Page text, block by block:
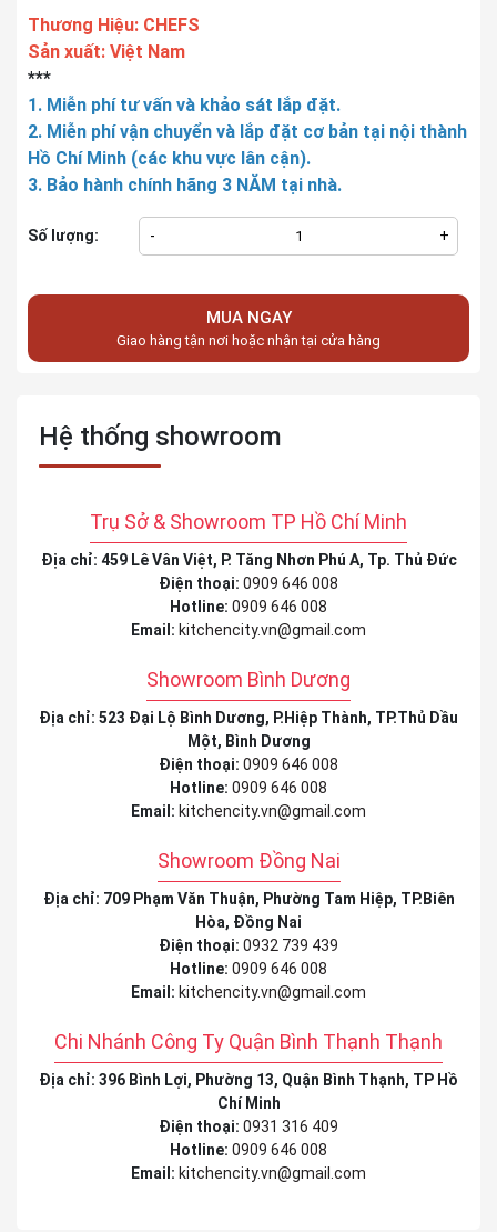
Thương Hiệu: CHEFS
Sản xuất: Việt Nam
***
1. Miễn phí tư vấn và khảo sát lắp đặt.
2. Miễn phí vận chuyển và lắp đặt cơ bản tại nội thành
Hồ Chí Minh (các khu vực lân cận).
3. Bảo hành chính hãng 3 NĂM tại nhà.
Số lượng: - +
MUA NGAY
Giao hàng tận nơi hoặc nhận tại cửa hàng
Hệ thống showroom
Trụ Sở & Showroom TP Hồ Chí Minh
Địa chỉ: 459 Lê Vân Việt, P. Tăng Nhơn Phú A, Tp. Thủ Đức
Điện thoại: 0909 646 008
Hotline: 0909 646 008
Email: kitchencity.vn@gmail.com
Showroom Bình Dương
Địa chỉ: 523 Đại Lộ Bình Dương, P.Hiệp Thành, TP.Thủ Dầu
Một, Bình Dương
Điện thoại: 0909 646 008
Hotline: 0909 646 008
Email: kitchencity.vn@gmail.com
Showroom Đồng Nai
Địa chỉ: 709 Phạm Văn Thuận, Phường Tam Hiệp, TP.Biên
Hòa, Đồng Nai
Điện thoại: 0932 739 439
Hotline: 0909 646 008
Email: kitchencity.vn@gmail.com
Chi Nhánh Công Ty Quận Bình Thạnh Thạnh
Địa chỉ: 396 Bình Lợi, Phường 13, Quận Bình Thạnh, TP Hồ
Chí Minh
Điện thoại: 0931 316 409
Hotline: 0909 646 008
Email: kitchencity.vn@gmail.com